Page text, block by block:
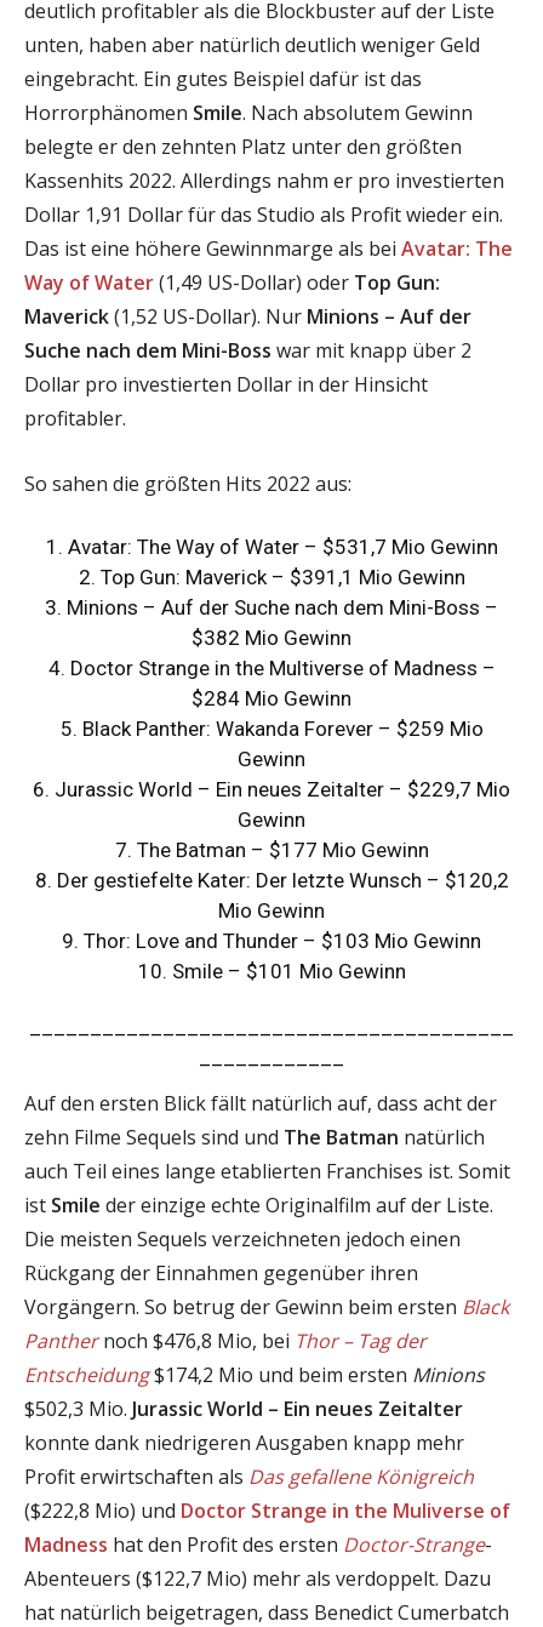
deutlich profitabler als die Blockbuster auf der Liste
unten, haben aber natürlich deutlich weniger Geld
eingebracht. Ein gutes Beispiel dafür ist das
Horrorphänomen Smile. Nach absolutem Gewinn
belegte er den zehnten Platz unter den größten
Kassenhits 2022. Allerdings nahm er pro investierten
Dollar 1,91 Dollar für das Studio als Profit wieder ein.
Das ist eine höhere Gewinnmarge als bei Avatar: The
Way of Water(1,49 US-Dollar) oder Top Gun:
Maverick(1,52 US-Dollar). Nur Minions – Auf der
Suche nach dem Mini-Boss war mit knapp über 2
Dollar pro investierten Dollar in der Hinsicht
profitabler.
So sahen die größten Hits 2022 aus:
1. Avatar: The Way of Water – $531,7 Mio Gewinn
2. Top Gun: Maverick – $391,1 Mio Gewinn
3. Minions – Auf der Suche nach dem Mini-Boss –
$382 Mio Gewinn
4. Doctor Strange in the Multiverse of Madness –
$284 Mio Gewinn
5. Black Panther: Wakanda Forever – $259 Mio
Gewinn
6. Jurassic World – Ein neues Zeitalter – $229,7 Mio
Gewinn
7. The Batman – $177 Mio Gewinn
8. Der gestiefelte Kater: Der letzte Wunsch – $120,2
Mio Gewinn
9. Thor: Love and Thunder – $103 Mio Gewinn
10. Smile – $101 Mio Gewinn
Auf den ersten Blick fällt natürlich auf, dass acht der
zehn Filme Sequels sind und The Batman natürlich
auch Teil eines lange etablierten Franchises ist. Somit
ist Smile der einzige echte Originalfilm auf der Liste.
Die meisten Sequels verzeichneten jedoch einen
Rückgang der Einnahmen gegenüber ihren
Vorgängern. So betrug der Gewinn beim ersten Black
Panthernoch $476,8 Mio, bei Thor – Tag der
Entscheidung$174,2 Mio und beim ersten Minions
$502,3 Mio. Jurassic World – Ein neues Zeitalter
konnte dank niedrigeren Ausgaben knapp mehr
Profit erwirtschaften als Das gefallene Königreich
($222,8 Mio) und Doctor Strange in the Muliverse of
Madness hat den Profit des ersten Doctor-Strange-
Abenteuers ($122,7 Mio) mehr als verdoppelt. Dazu
hat natürlich beigetragen, dass Benedict Cumerbatch